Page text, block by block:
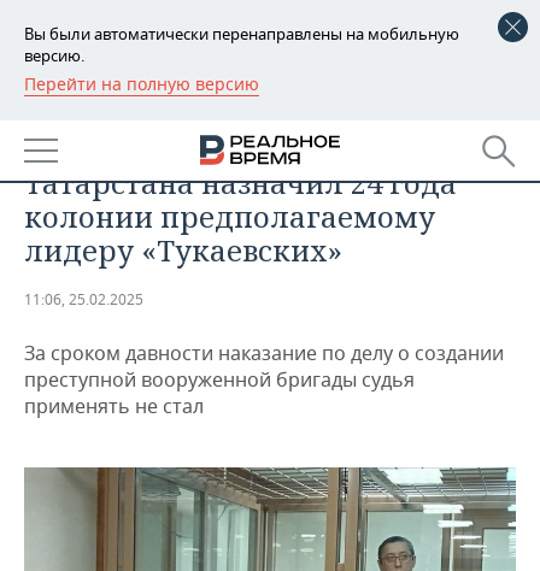
Вы были автоматически перенаправлены на мобильную
версию.
Перейти на полную версию
РЕГИОНЫ
БАШКОРТОСТАН
ТАТАРСТАН
УДМУРТИЯ
НОВОСТИ
АНАЛИТИКА
НОВОСТИ АНАЛИТИКИ
ДЕКЛАРАЦИИ О ДОХОДАХ
КОРОЛИ ГОСЗАКАЗА ПФО
ВУЗЫ ТАТАРСТАНА
КОМУ ПРИНАДЛЕЖАТ
ТОРГОВЫЕ ЦЕНТРЫ
ТАТАРСТАНА
ЭКОНОМИКА
НОВОСТИ ЭКОНОМИКИ
ФИНАНСЫ
БАНКИ
БЮДЖЕТ
ПРОМЫШЛЕННОСТЬ
НОВОСТИ
ПРОМЫШЛЕННОСТИ
МАШИНОСТРОЕНИЕ
НЕДВИЖИМОСТЬ
НОВОСТИ НЕДВИЖИМОСТИ
АВТО
НОВОСТИ АВТО
БИЗНЕС
НОВОСТИ БИЗНЕСА
«Дело по банде прекратить»: суд
Татарстана назначил 24 года
колонии предполагаемому
лидеру «Тукаевских»
11:06, 25.02.2025
За сроком давности наказание по делу о создании
преступной вооруженной бригады судья
применять не стал